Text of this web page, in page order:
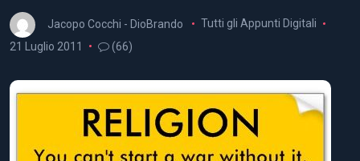
Jacopo Cocchi - DioBrando
Tutti gli Appunti Digitali
21 Luglio 2011
(66)